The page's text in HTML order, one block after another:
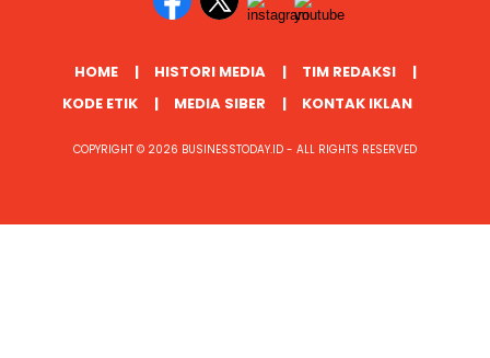
HOME HISTORI MEDIA
TIM REDAKSI
KODE ETIK
MEDIA SIBER KONTAK IKLAN
COPYRIGHT © 2026 BUSINESSTODAY.ID - ALL RIGHTS RESERVED